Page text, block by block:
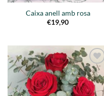
Caixa anell amb rosa
€19,90
Añadir
a la
lista de
deseos